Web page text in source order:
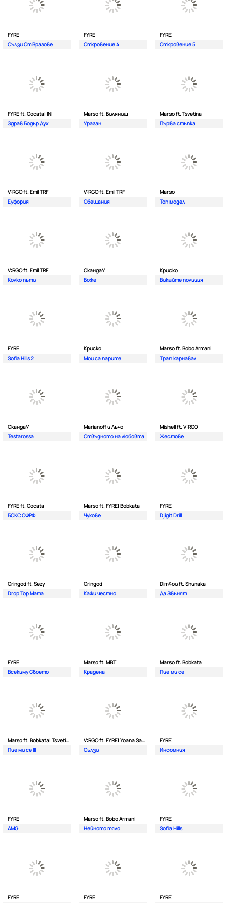
FYRE
Сълзи От Врагове
FYRE
Откровение 4
FYRE
Откровение 5
FYRE ft. Gocata| INI
Здрав Бодър Дух
Marso ft. Биляниш
Ураган
Marso ft. Tsvetina
Първа стъпка
V:RGO ft. Emil TRF
Еуфория
V:RGO ft. Emil TRF
Обещания
Marso
Топ модел
V:RGO ft. Emil TRF
Колко пъти
СкандаУ
Боже
Криско
Викайте полиция
FYRE
Sofia Hills 2
Криско
Мои са парите
Marso ft. Bobo Armani
Трап карнавал
СкандаУ
Testarossa
Marianoff и Лъчо
Отвъдното на любовта
Mishell ft. V:RGO
Жестове
FYRE ft. Gocata
БСКС СФРФ
Marso ft. FYRE| Bobkata
Чукове
FYRE
Djigit Drill
Gringod ft. Sezy
Drop Top Mama
Gringod
Кажи честно
Dim4ou ft. Shunaka
Да Звънят
FYRE
Всекиму Своето
Marso ft. MBT
Крадена
Marso ft. Bobkata
Пие ми се
Marso ft. Bobkata| Tsvetina
Пие ми се III
V:RGO ft. FYRE| Yoana Sashova
Сълзи
FYRE
Инсомния
FYRE
AMG
Marso ft. Bobo Armani
Нейното тяло
FYRE
Sofia Hills
FYRE
FYRE
FYRE